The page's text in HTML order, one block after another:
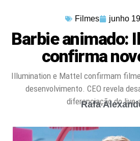
Filmes junho
Barbie animado:
confirma
Illumination e Mattel confirmam
desenvolvimento. CEO revela
diferenciação do live-
Rafa